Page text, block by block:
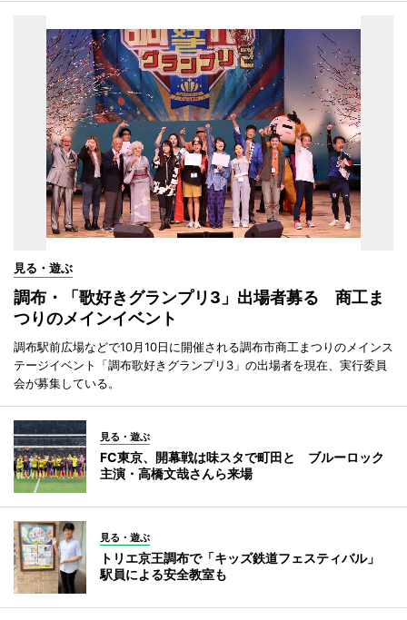
見る・遊ぶ
調布・「歌好きグランプリ3」出場者募る 商工ま
つりのメインイベント
調布駅前広場などで10月10日に開催される調布市商工まつりのメインス
テージイベント「調布歌好きグランプリ3」の出場者を現在、実行委員
会が募集している。
見る・遊ぶ
FC東京、開幕戦は味スタで町田と ブルーロック
主演・高橋文哉さんら来場
見る・遊ぶ
トリエ京王調布で「キッズ鉄道フェスティバル」
駅員による安全教室も